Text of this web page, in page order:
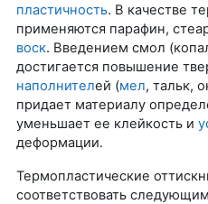
пластичность. В качестве
применяются парафин,
воск. Введением смол
достигается повышение
наполнителей (мел, тальк,
придает материалу
уменьшает ее клейкость и
деформации.
Термопластические
соответствовать